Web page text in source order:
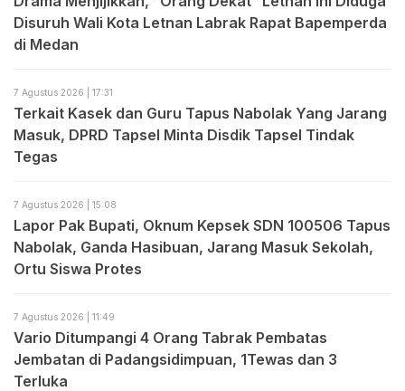
Disuruh Wali Kota Letnan Labrak Rapat Bapemperda
di Medan
7 Agustus 2026 | 17:31
Terkait Kasek dan Guru Tapus Nabolak Yang Jarang
Masuk, DPRD Tapsel Minta Disdik Tapsel Tindak
Tegas
7 Agustus 2026 | 15:08
Lapor Pak Bupati, Oknum Kepsek SDN 100506 Tapus
Nabolak, Ganda Hasibuan, Jarang Masuk Sekolah,
Ortu Siswa Protes
7 Agustus 2026 | 11:49
Vario Ditumpangi 4 Orang Tabrak Pembatas
Jembatan di Padangsidimpuan, 1Tewas dan 3
Terluka